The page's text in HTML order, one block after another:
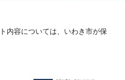
内容については、いわき市が保